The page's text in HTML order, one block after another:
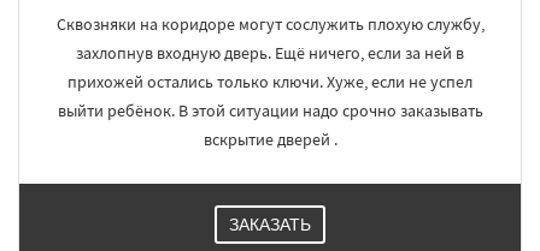
Сквозняки на коридоре могут сослужить плохую службу,
захлопнув входную дверь. Ещё ничего, если за ней в
прихожей остались только ключи. Хуже, если не успел
выйти ребёнок. В этой ситуации надо срочно заказывать
вскрытие дверей .
ЗАКАЗАТЬ